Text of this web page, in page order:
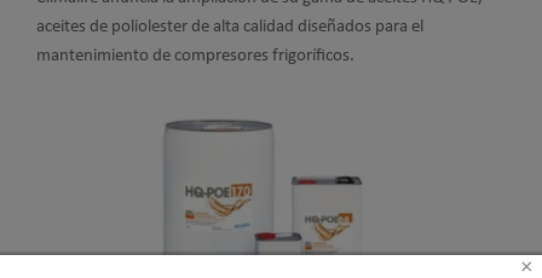
aceites de poliolester de alta calidad diseñados para el
mantenimiento de compresores frigoríficos.
×